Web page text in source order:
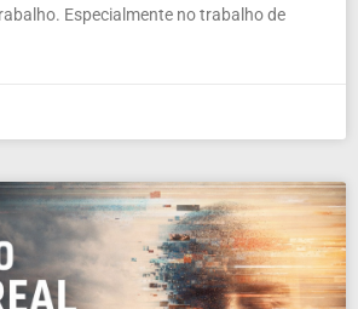
Especialmente no trabalho de